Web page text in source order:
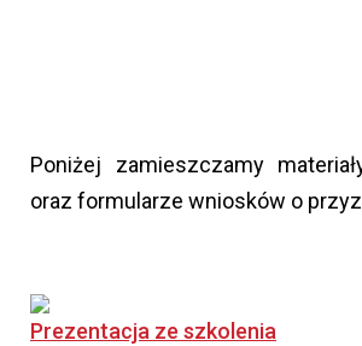
Poniżej zamieszczamy
oraz formularze wniosków o
Prezentacja ze szkolenia